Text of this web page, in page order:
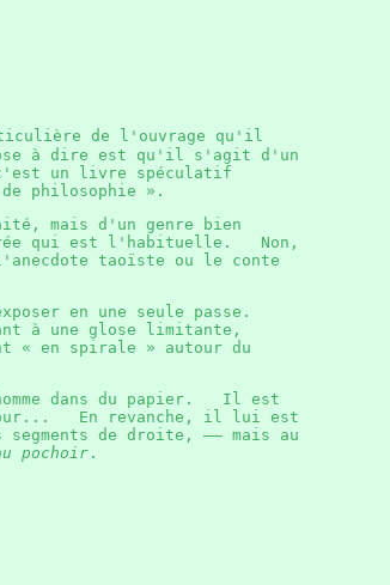
de l'ouvrage qu'il
à dire est qu'il s'agit d'un
un livre spéculatif
philosophie ».
mais d'un genre bien
qui est l'habituelle. Non,
taoïste ou le conte
en une seule passe.
à une glose limitante,
« en spirale » autour du
dans du papier. Il est
En revanche, il lui est
de droite, —— mais au
pochoir.